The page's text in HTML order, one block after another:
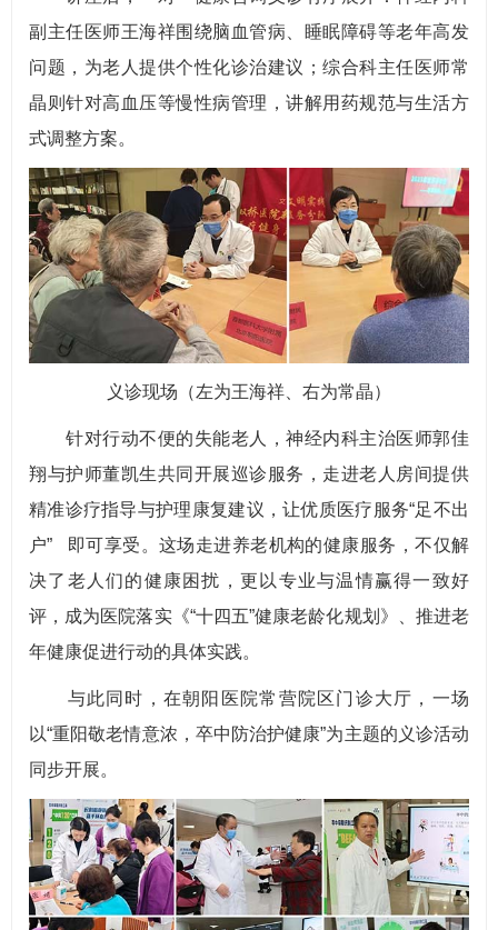
副主任医师王海祥围绕脑血管病、睡眠障碍等老年高发
问题，为老人提供个性化诊治建议；综合科主任医师常
晶则针对高血压等慢性病管理，讲解用药规范与生活方
式调整方案。
义诊现场（左为王海祥、右为常晶）
针对行动不便的失能老人，神经内科主治医师郭佳
翔与护师董凯生共同开展巡诊服务，走进老人房间提供
精准诊疗指导与护理康复建议，让优质医疗服务“足不出
户” 即可享受。这场走进养老机构的健康服务，不仅解
决了老人们的健康困扰，更以专业与温情赢得一致好
评，成为医院落实《“十四五”健康老龄化规划》、推进老
年健康促进行动的具体实践。
与此同时，在朝阳医院常营院区门诊大厅，一场
以“重阳敬老情意浓，卒中防治护健康”为主题的义诊活动
同步开展。